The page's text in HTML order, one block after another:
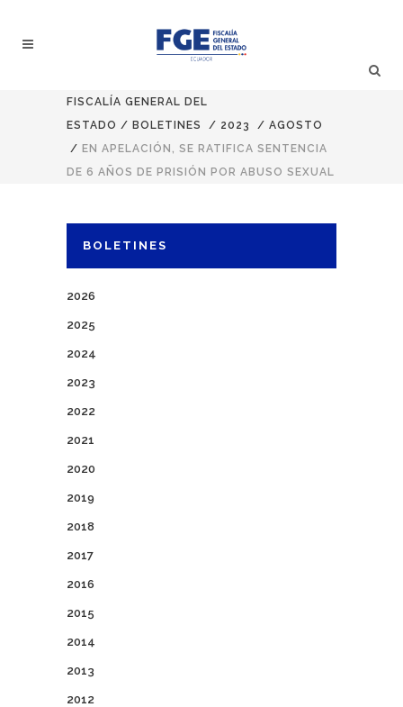
FISCALÍA GENERAL DEL
ESTADO / BOLETINES / 2023 / AGOSTO
/ EN APELACIÓN, SE RATIFICA SENTENCIA
DE 6 AÑOS DE PRISIÓN POR ABUSO SEXUAL
BOLETINES
2026
2025
2024
2023
2022
2021
2020
2019
2018
2017
2016
2015
2014
2013
2012